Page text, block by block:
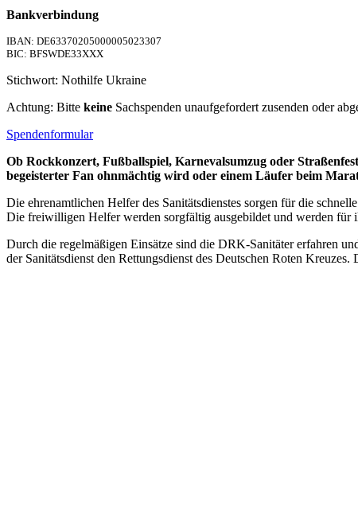
Bankverbindung
IBAN: DE63370205000005023307
BIC: BFSWDE33XXX
Stichwort: Nothilfe Ukraine
Achtung: Bitte keine Sachspenden unaufgefordert zusenden oder
Spendenformular
Ob Rockkonzert, Fußballspiel, Karnevalsumzug oder
begeisterter Fan ohnmächtig wird oder einem Läufer beim
Die ehrenamtlichen Helfer des Sanitätsdienstes sorgen für die
Die freiwilligen Helfer werden sorgfältig ausgebildet und werden für
Durch die regelmäßigen Einsätze sind die DRK-Sanitäter erfahren
der Sanitätsdienst den Rettungsdienst des Deutschen Roten